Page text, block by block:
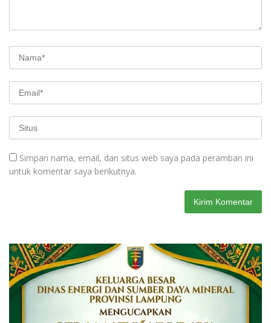
Simpan nama, email, dan situs web saya pada peramban ini
untuk komentar saya berikutnya.